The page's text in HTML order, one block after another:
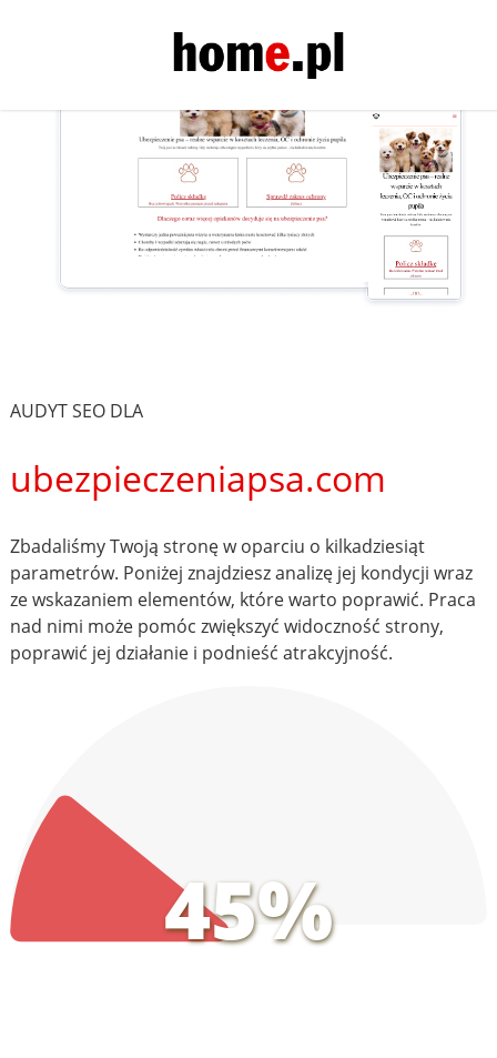
AUDYT SEO DLA
ubezpieczeniapsa.com
Zbadaliśmy Twoją stronę w oparciu o kilkadziesiąt
parametrów. Poniżej znajdziesz analizę jej kondycji wraz
ze wskazaniem elementów, które warto poprawić. Praca
nad nimi może pomóc zwiększyć widoczność strony,
poprawić jej działanie i podnieść atrakcyjność.
45%